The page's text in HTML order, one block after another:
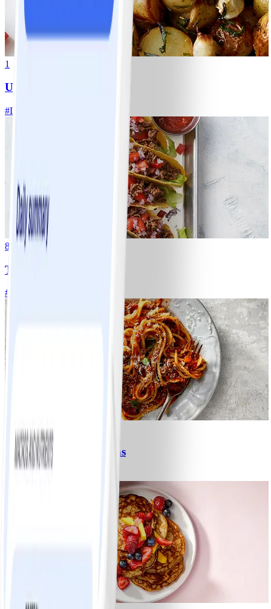
1
Ugnsrostad potatis
#Lätt
8
Tacos
#
Spagetti med köttfärssås